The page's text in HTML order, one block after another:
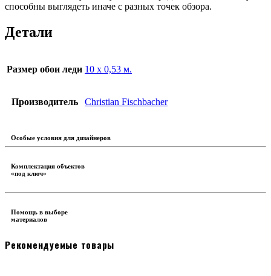
способны выглядеть иначе с разных точек обзора.
Детали
Размер обои леди 10 х 0,53 м.
Производитель Christian Fischbacher
Особые условия для дизайнеров
Комплектация объектов
«под ключ»
Помощь в выборе
материалов
Рекомендуемые товары